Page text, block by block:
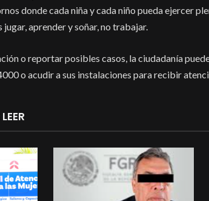
donde cada niña y cada niño pueda ejercer
aprender y soñar, no trabajar.
o reportar posibles casos, la ciudadanía
o acudir a sus instalaciones para recibir